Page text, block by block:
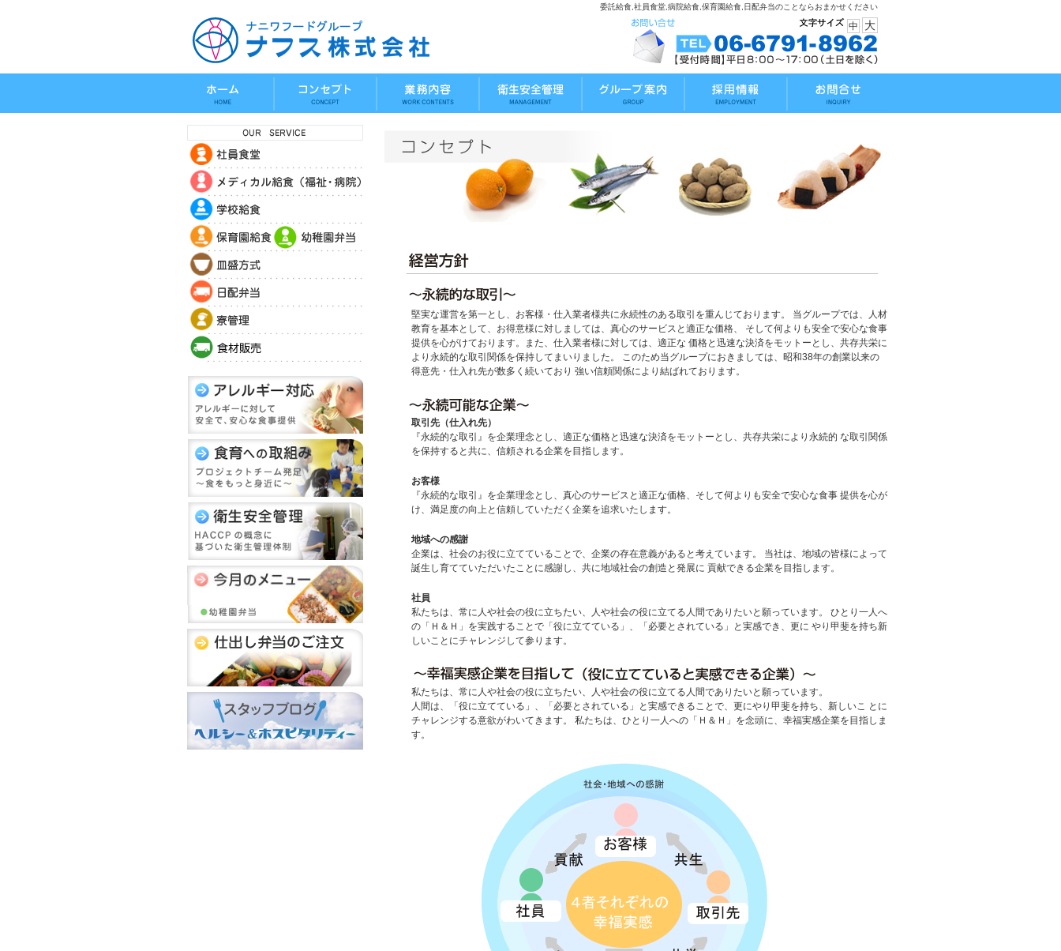
委託給食,社員食堂,病院給食,保育園給食,日配弁当のことならおまかせください
中 大
堅実な運営を第一とし、お客様・仕入業者様共に永続性のある取引を重んじております。 当グループでは、人材
教育を基本として、お得意様に対しましては、真心のサービスと適正な価格、 そして何よりも安全で安心な食事
提供を心がけております。また、仕入業者様に対しては、適正な 価格と迅速な決済をモットーとし、共存共栄に
より永続的な取引関係を保持してまいりました。 このため当グループにおきましては、昭和38年の創業以来の
得意先・仕入れ先が数多く続いており 強い信頼関係により結ばれております。
取引先（仕入れ先）
『永続的な取引』を企業理念とし、適正な価格と迅速な決済をモットーとし、共存共栄により永続的 な取引関係
を保持すると共に、信頼される企業を目指します。
お客様
『永続的な取引』を企業理念とし、真心のサービスと適正な価格、そして何よりも安全で安心な食事 提供を心が
け、満足度の向上と信頼していただく企業を追求いたします。
地域への感謝
企業は、社会のお役に立てていることで、企業の存在意義があると考えています。 当社は、地域の皆様によって
誕生し育てていただいたことに感謝し、共に地域社会の創造と発展に 貢献できる企業を目指します。
社員
私たちは、常に人や社会の役に立ちたい、人や社会の役に立てる人間でありたいと願っています。 ひとり一人へ
の「Ｈ＆Ｈ」を実践することで「役に立てている」、「必要とされている」と実感でき、更に やり甲斐を持ち新
しいことにチャレンジして参ります。
私たちは、常に人や社会の役に立ちたい、人や社会の役に立てる人間でありたいと願っています。
人間は、「役に立てている」、「必要とされている」と実感できることで、更にやり甲斐を持ち、新しいこ とに
チャレンジする意欲がわいてきます。 私たちは、ひとり一人への「Ｈ＆Ｈ」を念頭に、幸福実感企業を目指しま
す。